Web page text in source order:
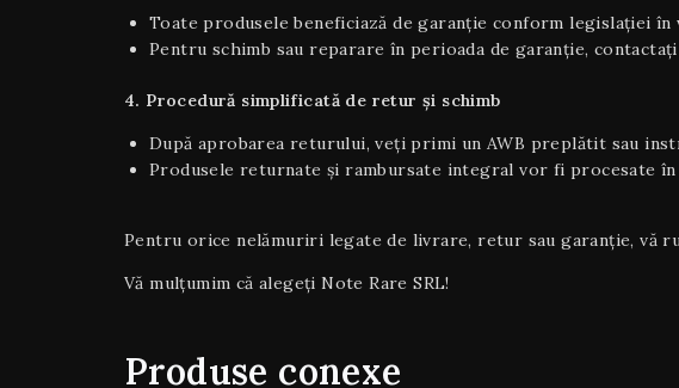
Toate produsele beneficiază de garanție conform legislației
Pentru schimb sau reparare în perioada de garanție,
4. Procedură simplificată de retur și schimb
După aprobarea returului, veți primi un AWB preplătit sau
Produsele returnate și rambursate integral vor fi procesate
Pentru orice nelămuriri legate de livrare, retur sau garanţie, vă
Vă mulțumim că alegeți Note Rare SRL!
Produse conexe